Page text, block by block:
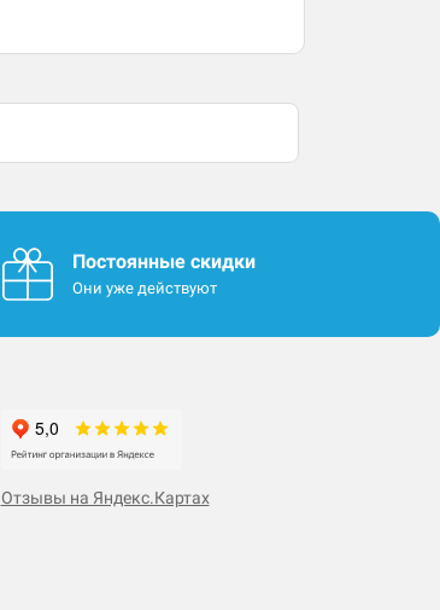
Постоянные скидки
Они уже действуют
Отзывы на Яндекс.Картах